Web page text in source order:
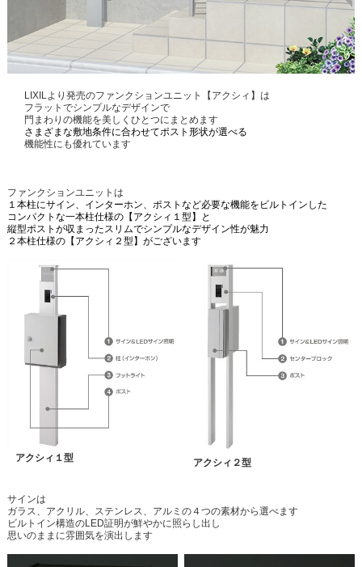
LIXILより発売のファンクションユニット【アクシィ】は
フラットでシンプルなデザインで
門まわりの機能を美しくひとつにまとめます
さまざまな敷地条件に合わせてポスト形状が選べる
機能性にも優れています
ファンクションユニットは
１本柱にサイン、インターホン、ポストなど必要な機能をビルトインした
コンパクトな一本柱仕様の【 アクシィ１型】と
縦型ポストが収まったスリムでシンプルなデザイン性が魅力
２本柱仕様の【アクシィ２型】がございます
アクシィ１型 アクシィ２型
サインは
ガラス、アクリル、ステンレス、アルミの４つの素材から選べます
ビルトイン構造のLED証明が鮮やかに照らし出し
思いのままに雰囲気を演出します